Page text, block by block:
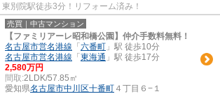
別院駅徒歩3分！リフォーム済み！
売買｜中古マンション
【ファミリアーレ昭和橋公園】仲介手数料無料！
名古屋市営名港線 「 六番町 」駅 徒歩10分
名古屋市営名港線 「 東海通 」駅 徒歩17分
2,580万円
間取:2LDK/57.85㎡
愛知県名古屋市中川区十番町 ４丁目６−１